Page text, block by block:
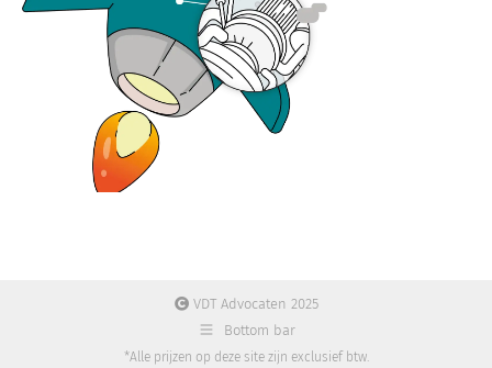
VDT Advocaten 2025
Bottom bar
*Alle prijzen op deze site zijn exclusief btw.